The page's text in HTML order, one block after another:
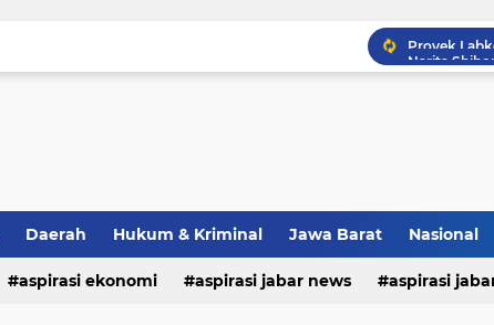
Narita
Daerah Hukum & Kriminal Jawa Barat Nasional
aspirasi ekonomi aspirasi jabar news aspirasi